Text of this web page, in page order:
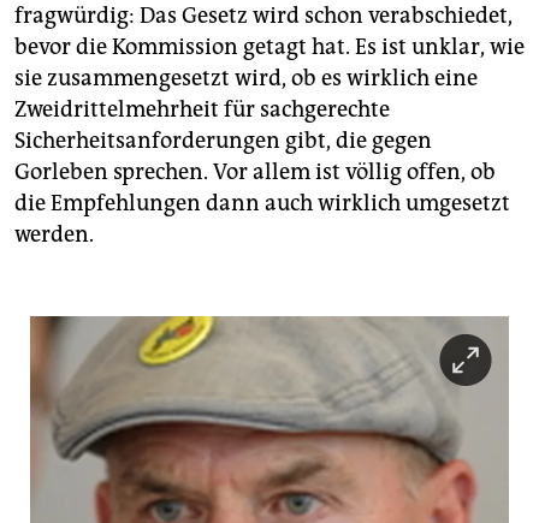
fragwürdig: Das Gesetz wird schon verabschiedet,
bevor die Kommission getagt hat. Es ist unklar, wie
sie zusammengesetzt wird, ob es wirklich eine
Zweidrittelmehrheit für sachgerechte
Sicherheitsanforderungen gibt, die gegen
Gorleben sprechen. Vor allem ist völlig offen, ob
die Empfehlungen dann auch wirklich umgesetzt
werden.